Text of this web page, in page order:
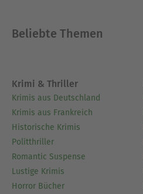
Beliebte Themen
Krimi & Thriller
Krimis aus Deutschland
Krimis aus Frankreich
Historische Krimis
Politthriller
Romantic Suspense
Lustige Krimis
Horror Bücher